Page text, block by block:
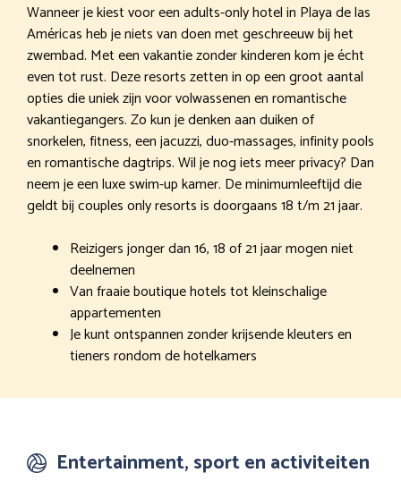
Wanneer je kiest voor een adults-only hotel in Playa de las
Américas heb je niets van doen met geschreeuw bij het
zwembad. Met een vakantie zonder kinderen kom je écht
even tot rust. Deze resorts zetten in op een groot aantal
opties die uniek zijn voor volwassenen en romantische
vakantiegangers. Zo kun je denken aan duiken of
snorkelen, fitness, een jacuzzi, duo-massages, infinity pools
en romantische dagtrips. Wil je nog iets meer privacy? Dan
neem je een luxe swim-up kamer. De minimumleeftijd die
geldt bij couples only resorts is doorgaans 18 t/m 21 jaar.
Reizigers jonger dan 16, 18 of 21 jaar mogen niet
deelnemen
Van fraaie boutique hotels tot kleinschalige
appartementen
Je kunt ontspannen zonder krijsende kleuters en
tieners rondom de hotelkamers
Entertainment, sport en activiteiten